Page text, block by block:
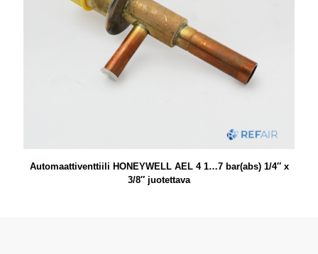
Automaattiventtiili HONEYWELL AEL 4 1…7 bar(abs) 1/4″ x
3/8″ juotettava